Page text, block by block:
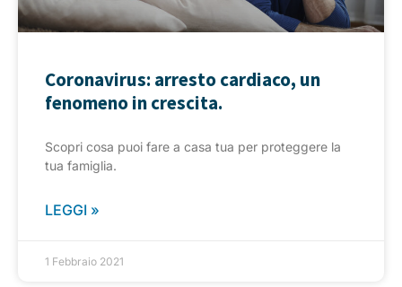
Coronavirus: arresto cardiaco, un
fenomeno in crescita.
Scopri cosa puoi fare a casa tua per proteggere la
tua famiglia.
LEGGI »
1 Febbraio 2021